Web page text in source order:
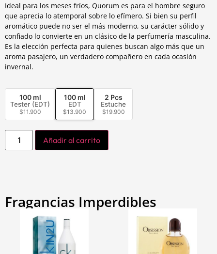
Ideal para los meses fríos, Quorum es para el hombre seguro
que aprecia lo atemporal sobre lo efímero. Si bien su perfil
aromático puede no ser el más moderno, su carácter sólido y
confiado lo convierte en un clásico de la perfumería masculina.
Es la elección perfecta para quienes buscan algo más que un
aroma pasajero, un verdadero compañero en cada ocasión
invernal.
100 ml
Tester (EDT)
$11.900
100 ml
EDT
$13.900
2 Pcs
Estuche
$19.900
Añadir al carrito
Fragancias Imperdibles